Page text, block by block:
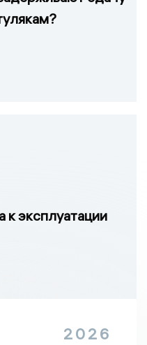
к эксплуатации
2026